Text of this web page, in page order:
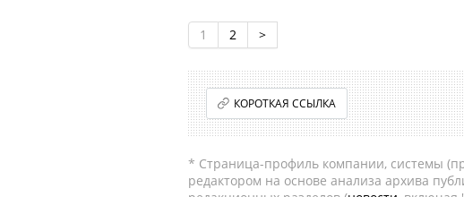
1 2 >
КОРОТКАЯ ССЫЛКА
* Страница-профиль компании, системы
редактором на основе анализа архива